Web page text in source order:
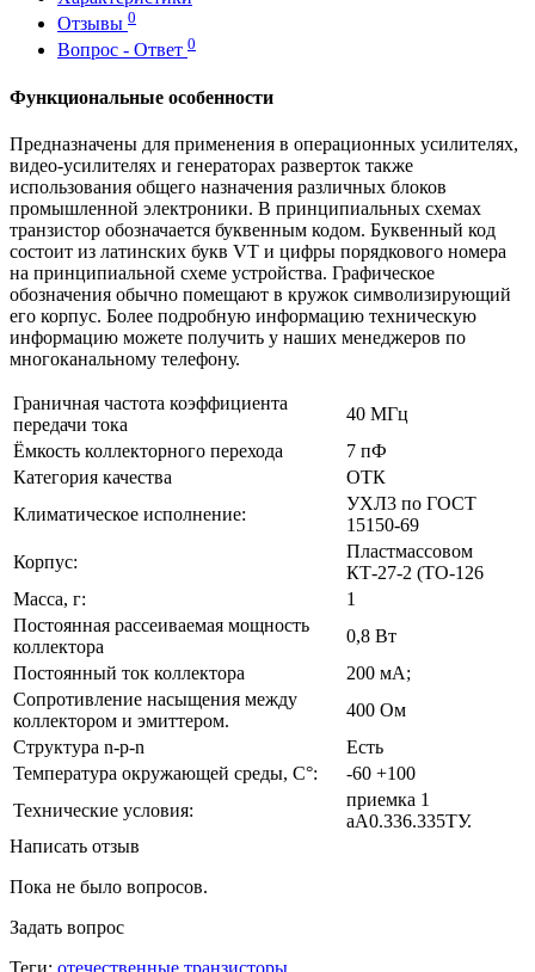
Отзывы 0
Вопрос - Ответ 0
Функциональные особенности
Предназначены для применения в операционных усилителях,
видео-усилителях и генераторах разверток также
использования общего назначения различных блоков
промышленной электроники. В принципиальных схемах
транзистор обозначается буквенным кодом. Буквенный код
состоит из латинских букв VT и цифры порядкового номера
на принципиальной схеме устройства. Графическое
обозначения обычно помещают в кружок символизирующий
его корпус. Более подробную информацию техническую
информацию можете получить у наших менеджеров по
многоканальному телефону.
Граничная частота коэффициента
передачи тока
40 МГц
Ёмкость коллекторного перехода
7 пФ
Категория качества
ОТК
Климатическое исполнение:
УХЛ3 по ГОСТ
15150-69
Корпус:
Пластмассовом
КТ-27-2 (TO-126
Масса, г:
1
Постоянная рассеиваемая мощность
коллектора
0,8 Вт
Постоянный ток коллектора
200 мА;
Сопротивление насыщения между
коллектором и эмиттером.
400 Ом
Структура n-p-n
Есть
Температура окружающей среды, С°:
-60 +100
Технические условия:
приемка 1
аА0.336.335ТУ.
Написать отзыв
Пока не было вопросов.
Задать вопрос
Теги: отечественные транзисторы